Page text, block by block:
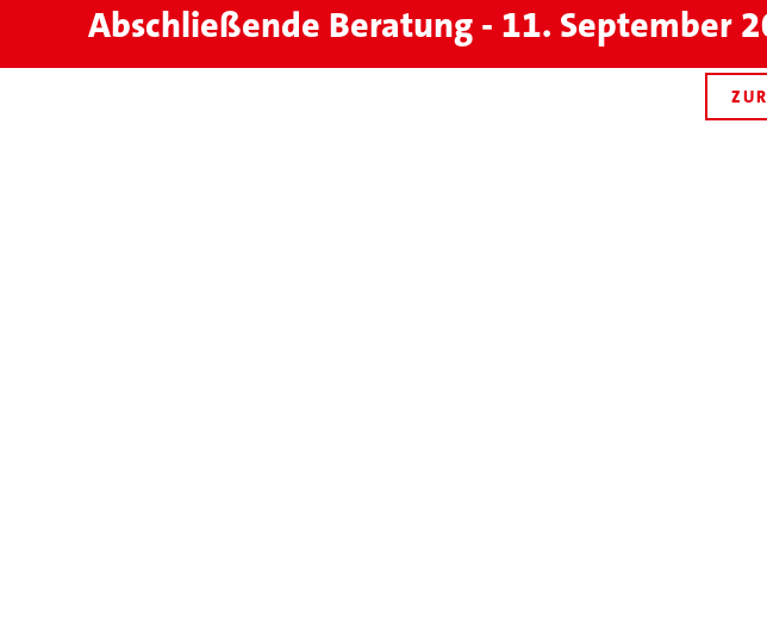
Abschließende Beratung - 11. September